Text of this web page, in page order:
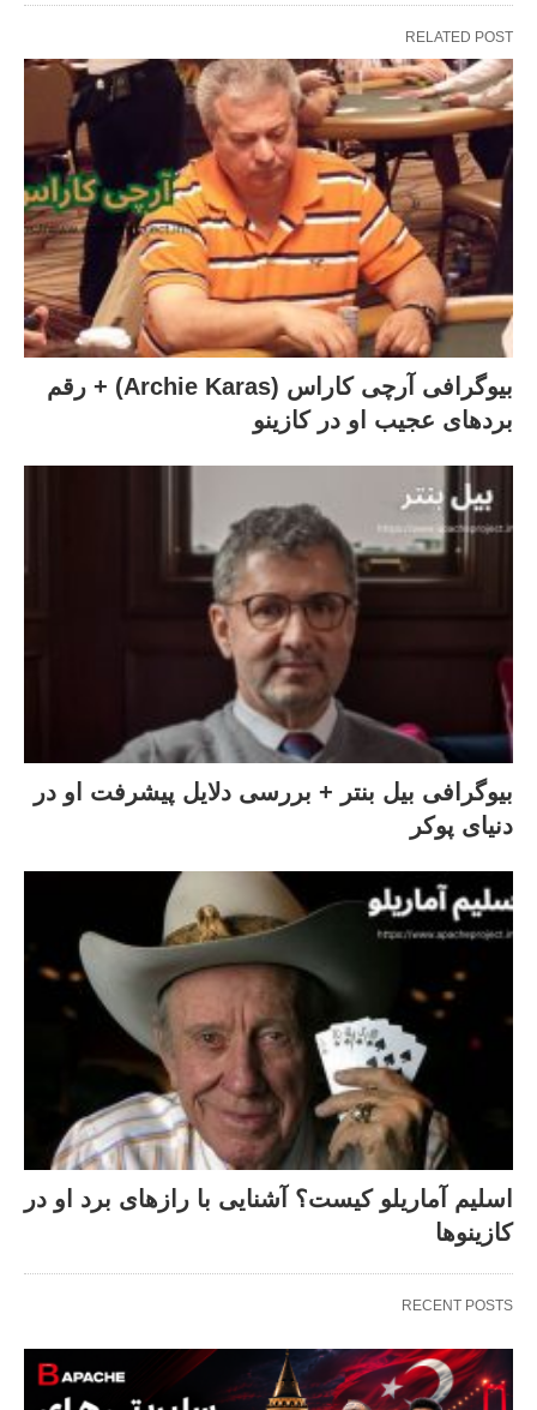
RELATED POST
بیوگرافی آرچی کاراس (Archie Karas) + رقم
بردهای عجیب او در کازینو
بیوگرافی بیل بنتر + بررسی دلایل پیشرفت او در
دنیای پوکر
اسلیم آماریلو کیست؟ آشنایی با رازهای برد او در
کازینوها
RECENT POSTS